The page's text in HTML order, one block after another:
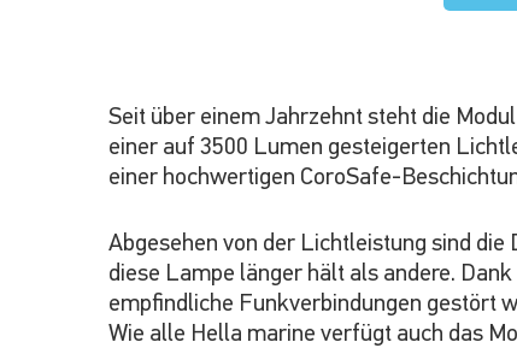
Seit über einem Jahrzehnt steht die
einer auf 3500 Lumen gesteigerten
einer hochwertigen CoroSafe-
Abgesehen von der Lichtleistung sind die
diese Lampe länger hält als andere.
empfindliche Funkverbindungen gestört
Wie alle Hella marine verfügt auch das